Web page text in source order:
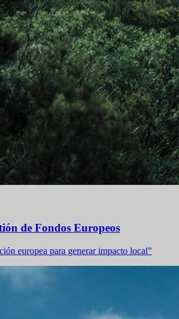
de Fondos Europeos
europea para generar impacto local”